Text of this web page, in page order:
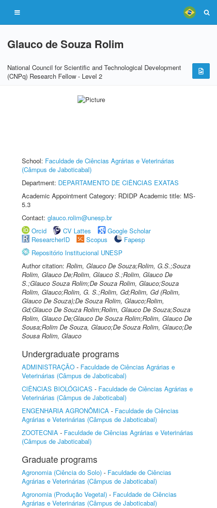
Glauco de Souza Rolim
National Council for Scientific and Technological Development
(CNPq) Research Fellow - Level 2
School: Faculdade de Ciências Agrárias e Veterinárias
(Câmpus de Jaboticabal)
Department: DEPARTAMENTO DE CIÊNCIAS EXATAS
Academic Appointment Category: RDIDP Academic title: MS-
5.3
Contact: glauco.rolim@unesp.br
Orcid
CV Lattes
Google Scholar
ResearcherID
Scopus
Fapesp
Repositório Institucional UNESP
Author citation: Rolim, Glauco De Souza;Rolim, G.S.;Souza
Rolim, Glauco De;Rolim, Glauco S.;Rolim, Glauco De
S.;Glauco Souza Rolim;De Souza Rolim, Glauco;Souza
Rolim, Glauco;Rolim, G. S.;Rolim, Gd;Rolim, Gd (Rolim,
Glauco De Souza);De Souza Rolim, Glauco;Rolim,
Gd;Glauco De Souza Rolim;Rolim, Glauco De Souza;Souza
Rolim, Glauco De;Glauco De Souza Rolim;Rolim, Glauco De
Sousa;Rolim De Souza, Glauco;De Souza Rolim, Glauco;De
Sousa Rolim, Glauco
Undergraduate programs
ADMINISTRAÇÃO - Faculdade de Ciências Agrárias e
Veterinárias (Câmpus de Jaboticabal)
CIÊNCIAS BIOLÓGICAS - Faculdade de Ciências Agrárias e
Veterinárias (Câmpus de Jaboticabal)
ENGENHARIA AGRONÔMICA - Faculdade de Ciências
Agrárias e Veterinárias (Câmpus de Jaboticabal)
ZOOTECNIA - Faculdade de Ciências Agrárias e Veterinárias
(Câmpus de Jaboticabal)
Graduate programs
Agronomia (Ciência do Solo) - Faculdade de Ciências
Agrárias e Veterinárias (Câmpus de Jaboticabal)
Agronomia (Produção Vegetal) - Faculdade de Ciências
Agrárias e Veterinárias (Câmpus de Jaboticabal)